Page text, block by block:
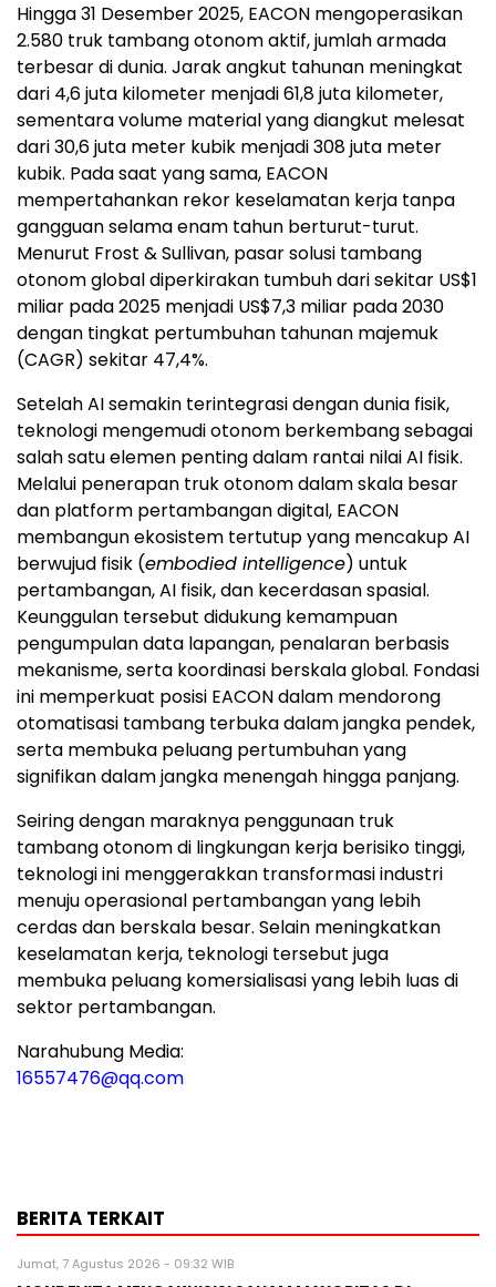
Hingga 31 Desember 2025, EACON mengoperasikan
2.580 truk tambang otonom aktif, jumlah armada
terbesar di dunia. Jarak angkut tahunan meningkat
dari 4,6 juta kilometer menjadi 61,8 juta kilometer,
sementara volume material yang diangkut melesat
dari 30,6 juta meter kubik menjadi 308 juta meter
kubik. Pada saat yang sama, EACON
mempertahankan rekor keselamatan kerja tanpa
gangguan selama enam tahun berturut-turut.
Menurut Frost & Sullivan, pasar solusi tambang
otonom global diperkirakan tumbuh dari sekitar US$1
miliar pada 2025 menjadi US$7,3 miliar pada 2030
dengan tingkat pertumbuhan tahunan majemuk
(CAGR) sekitar 47,4%.
Setelah AI semakin terintegrasi dengan dunia fisik,
teknologi mengemudi otonom berkembang sebagai
salah satu elemen penting dalam rantai nilai AI fisik.
Melalui penerapan truk otonom dalam skala besar
dan platform pertambangan digital, EACON
membangun ekosistem tertutup yang mencakup AI
berwujud fisik (embodied intelligence) untuk
pertambangan, AI fisik, dan kecerdasan spasial.
Keunggulan tersebut didukung kemampuan
pengumpulan data lapangan, penalaran berbasis
mekanisme, serta koordinasi berskala global. Fondasi
ini memperkuat posisi EACON dalam mendorong
otomatisasi tambang terbuka dalam jangka pendek,
serta membuka peluang pertumbuhan yang
signifikan dalam jangka menengah hingga panjang.
Seiring dengan maraknya penggunaan truk
tambang otonom di lingkungan kerja berisiko tinggi,
teknologi ini menggerakkan transformasi industri
menuju operasional pertambangan yang lebih
cerdas dan berskala besar. Selain meningkatkan
keselamatan kerja, teknologi tersebut juga
membuka peluang komersialisasi yang lebih luas di
sektor pertambangan.
Narahubung Media:
16557476@qq.com
BERITA TERKAIT
Jumat, 7 Agustus 2026 - 09:32 WIB